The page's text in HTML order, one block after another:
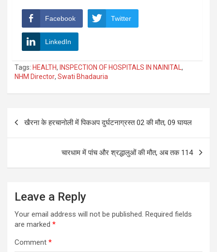
Facebook Twitter
LinkedIn
Tags: HEALTH, INSPECTION OF HOSPITALS IN NAINITAL ,
NHM Director, Swati Bhadauria
Post
खैरना के हरचानोली में पिकअप दुर्घटनाग्रस्त 02 की मौत, 09 घायल
चारधाम में पांच और श्रद्धालुओं की मौत, अब तक 114
Leave a Reply
Your email address will not be published. Required fields
are marked *
Comment *